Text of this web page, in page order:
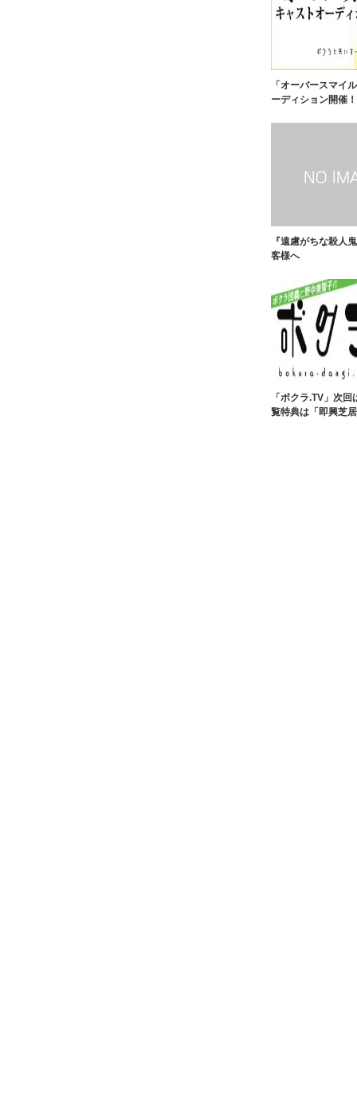
「オーバースマイ
ーディション開催！
『遠慮がちな殺人
客様へ
「ボクラ.TV」次
覧特典は「即興芝